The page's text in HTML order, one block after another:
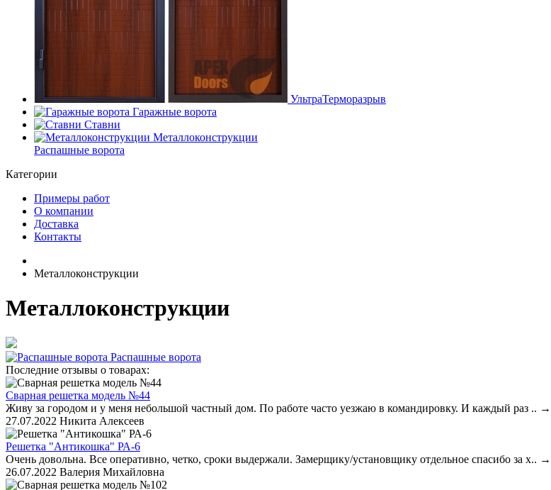
УльтраТерморазрыв
Гаражные ворота
Ставни
Металлоконструкции
Распашные ворота
Категории
Примеры работ
О компании
Доставка
Контакты
Металлоконструкции
Металлоконструкции
Распашные ворота
Последние отзывы о товарах:
Сварная решетка модель №44
Живу за городом и у меня небольшой частный дом. По работе часто уезжаю в командировку. И каждый раз .. →
27.07.2022 Никита Алексеев
Решетка "Антикошка" РА-6
Очень довольна. Все оперативно, четко, сроки выдержали. Замерщику/установщику отдельное спасибо за х.. →
26.07.2022 Валерия Михайловна